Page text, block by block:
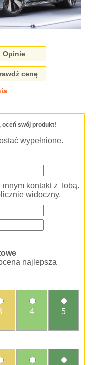
Opinie
cenę
oceń swój produkt!
wypełnione.
kontakt z Tobą.
widoczny.
najlepsza
4 5